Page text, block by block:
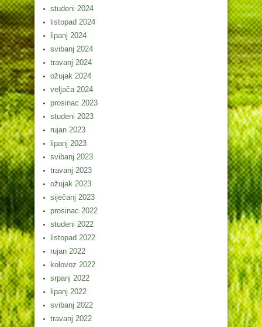
studeni 2024
listopad 2024
lipanj 2024
svibanj 2024
travanj 2024
ožujak 2024
veljača 2024
prosinac 2023
studeni 2023
rujan 2023
lipanj 2023
svibanj 2023
travanj 2023
ožujak 2023
siječanj 2023
prosinac 2022
studeni 2022
listopad 2022
rujan 2022
kolovoz 2022
srpanj 2022
lipanj 2022
svibanj 2022
travanj 2022